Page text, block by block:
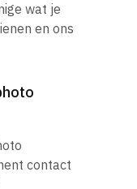
wat je
en ons
contact